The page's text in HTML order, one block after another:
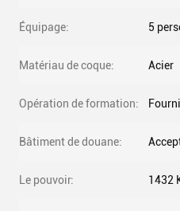
Équipage: 5
Matériau de coque: Acier
Opération de formation:
Bâtiment de douane:
Le pouvoir: 1432